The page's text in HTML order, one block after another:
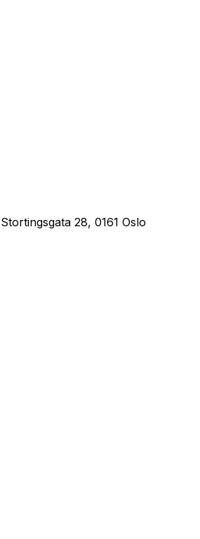
28, 0161 Oslo